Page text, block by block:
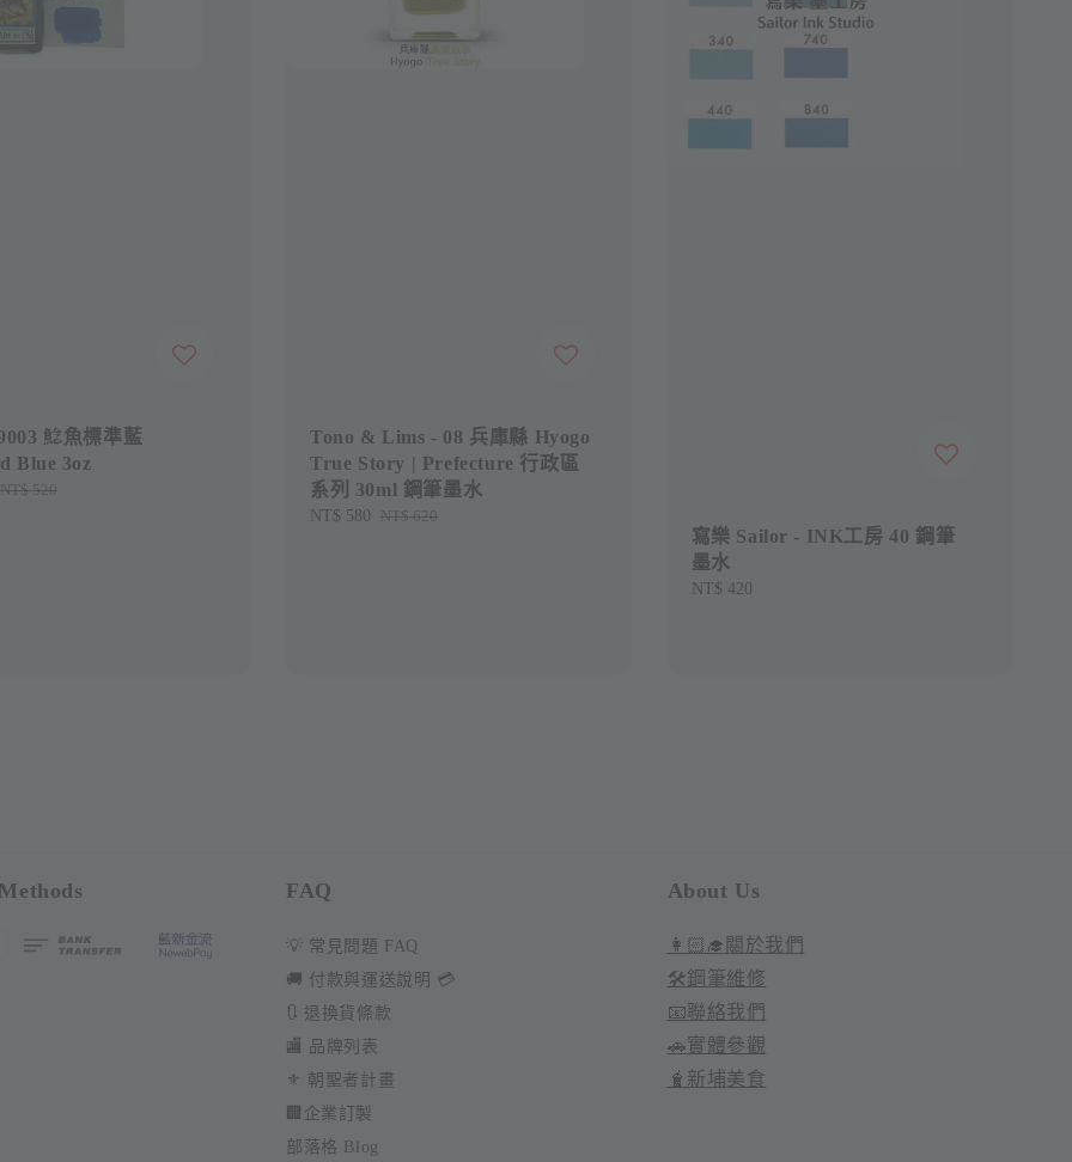
鯰魚標準藍
Blue 3oz
Regular
NT$ 520
Tono & Lims - 08 兵庫縣 Hyogo
True Story | Prefecture 行政區
系列 30ml 鋼筆墨水
Sale
NT$ 580 Regular
NT$ 620
寫樂 Sailor - INK工房 40 鋼筆
墨水
Regular
NT$ 420
FAQ
💡 常見問題 FAQ
🚚 付款與運送說明 💳
🔃 退換貨條款
🏬 品牌列表
⚜️ 朝聖者計畫
🏢企業訂製
部落格 Blog
About Us
👩🏻‍🎓關於我們
🛠️鋼筆維修
📧聯絡我們
🚗實體參觀
🧋新埔美食